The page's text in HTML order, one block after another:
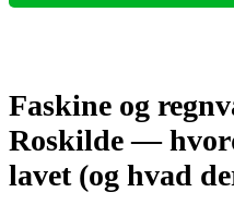
Faskine og
Roskilde —
lavet (og hvad